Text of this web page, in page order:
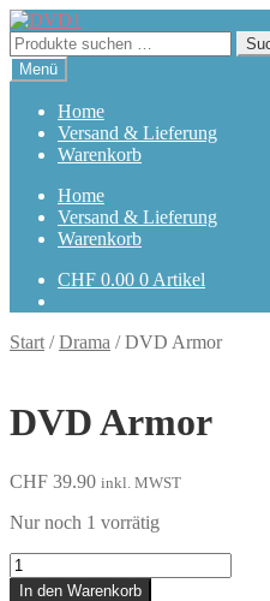
Zur
Navigation
springen
Zum
Inhalt
springen
Suchen
nach:
Menü
Home
Versand & Lieferung
Warenkorb
Home
Versand & Lieferung
Warenkorb
CHF 0.00 0 Artikel
Start /Drama /DVD Armor
DVD Armor
CHF 39.90 inkl. MWST
Nur noch 1 vorrätig
Armor
Menge
In den Warenkorb